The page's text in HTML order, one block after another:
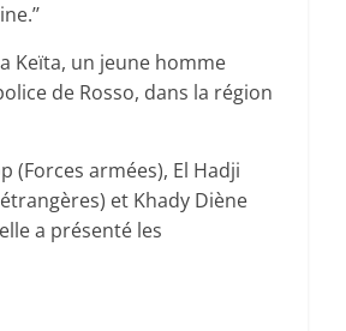
Keïta, un jeune homme
de Rosso, dans la région
armées), El Hadji
et Khady Diène
a présenté les